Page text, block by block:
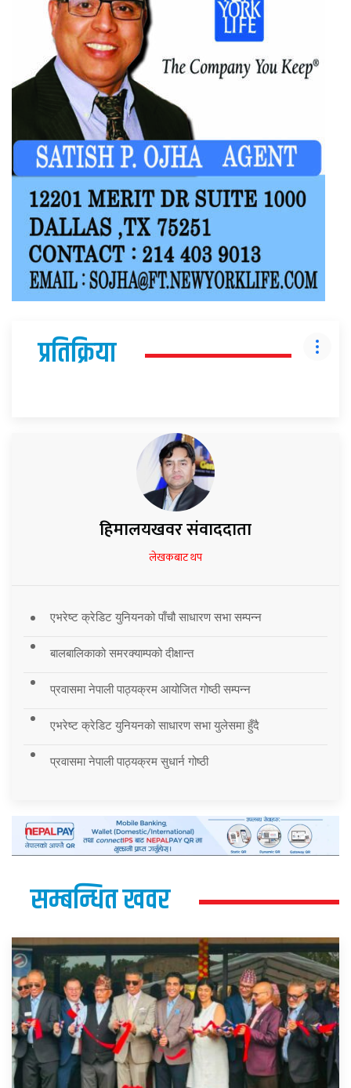
प्रतिक्रिया
हिमालयखवर संवाददाता
लेखकबाट थप
एभरेष्ट क्रेडिट युनियनको पाँचौ साधारण सभा सम्पन्न
बालबालिकाको समरक्याम्पको दीक्षान्त
प्रवासमा नेपाली पाठ्यक्रम आयोजित गोष्ठी सम्पन्न
एभरेष्ट क्रेडिट युनियनको साधारण सभा युलेसमा हुँदै
प्रवासमा नेपाली पाठ्यक्रम सुधार्न गोष्ठी
सम्बन्धित खवर